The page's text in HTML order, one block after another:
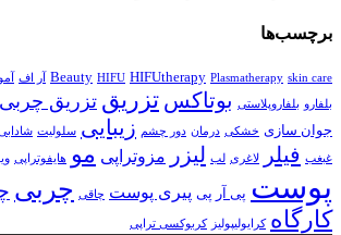
برچسب‌ها
Beauty HIFU HIFUtherapy Plasmatherapy skin care آر اف
بلفارو بلفاروپلاستی بوتاکس تزریق تزریق چربی
جوان سازی خشکی درمان دور چشم زیبایی سلولیت
غبغب فیلر لاغری لب لیزر مزوتراپی مو هایفوتراپی
پوست پی آر پی پیری پوست چاقی چربی
کارگاه کرایولیپولیز کربوکسی تراپی